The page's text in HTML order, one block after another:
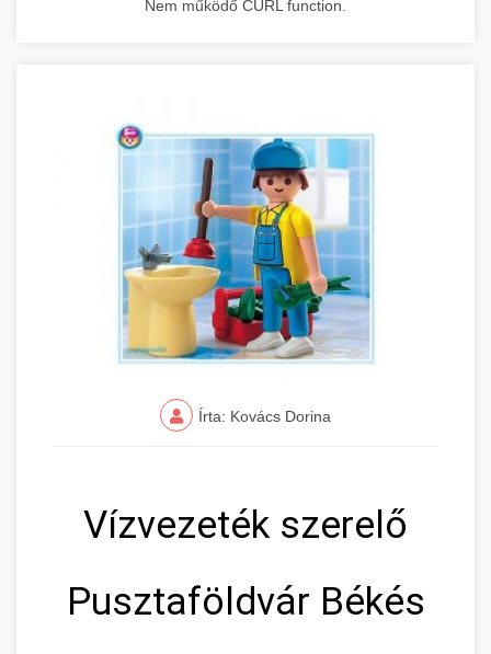
Nem működő CURL function.
Írta: Kovács Dorina
Vízvezeték szerelő
Pusztaföldvár Békés